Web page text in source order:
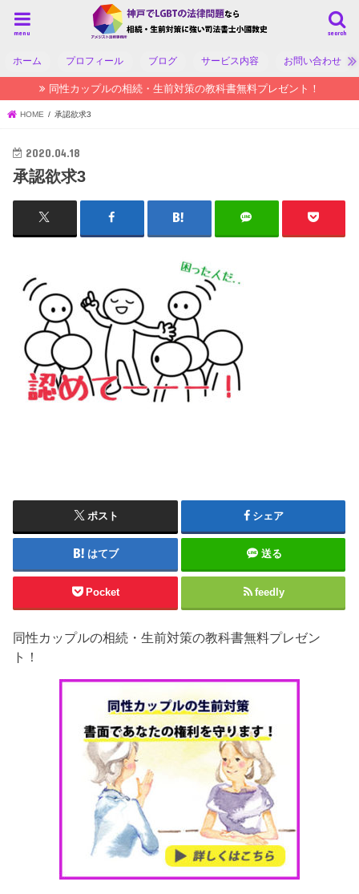
search
menu
ホーム プロフィール ブログ サービス内容 お問い合わせ
同性カップルの相続・生前対策の教科書無料プレゼント！
HOME 承認欲求3
2020.04.18
承認欲求3
ポスト シェア
はてブ 送る
Pocket feedly
同性カップルの相続・生前対策の教科書無料プレゼン
ト！